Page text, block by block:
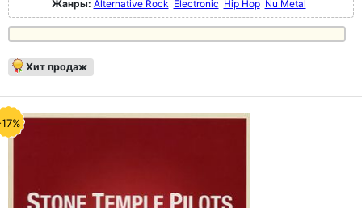
Жанры: Alternative Rock Electronic Hip Hop Nu Metal
Хит продаж